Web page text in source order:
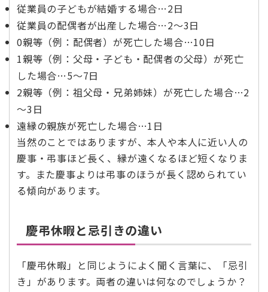
従業員の子どもが結婚する場合…2日
従業員の配偶者が出産した場合…2～3日
0親等（例：配偶者）が死亡した場合…10日
1親等（例：父母・子ども・配偶者の父母）が死亡
した場合…5～7日
2親等（例：祖父母・兄弟姉妹）が死亡した場合…2
～3日
遠縁の親族が死亡した場合…1日
当然のことではありますが、本人や本人に近い人の
慶事・弔事ほど長く、縁が遠くなるほど短くなりま
す。また慶事よりは弔事のほうが長く認められてい
る傾向があります。
慶弔休暇と忌引きの違い
「慶弔休暇」と同じようによく聞く言葉に、「忌引
き」があります。両者の違いは何なのでしょうか？